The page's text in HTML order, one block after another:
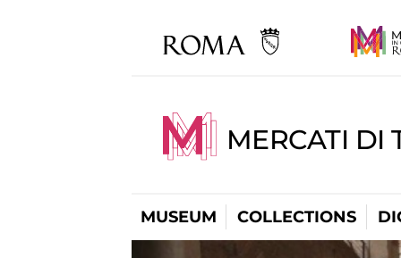
MERCATI DI
MUSEUM COLLECTIONS